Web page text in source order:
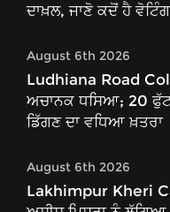
ਦਾਖ਼ਲ, ਜਾਣੋ ਕਦੋਂ ਹੈ ਵੋਟਿੰਗ
August 6th 2026
Ludhiana Road
ਅਚਾਨਕ ਧਸਿਆ; 20
ਡਿੱਗਣ ਦਾ ਵਧਿਆ ਖ਼ਤਰਾ
August 6th 2026
Lakhimpur Kheri